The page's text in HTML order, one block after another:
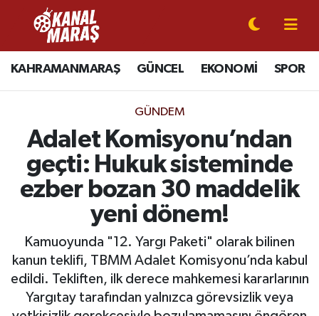
KAHRAMANMARAŞ GÜNCEL EKONOMİ SPOR
GÜNDEM
Adalet Komisyonu’ndan
geçti: Hukuk sisteminde
ezber bozan 30 maddelik
yeni dönem!
Kamuoyunda "12. Yargı Paketi" olarak bilinen
kanun teklifi, TBMM Adalet Komisyonu’nda kabul
edildi. Tekliften, ilk derece mahkemesi kararlarının
Yargıtay tarafından yalnızca görevsizlik veya
CANLI YAYIN
KAHRAMANMARAŞ
SPOR
SİYASET
EKONOMİ
GÜNDEM
MAGAZİN
Kahramanmaraş Nöbetçi Eczaneler
Kahramanmaraş Hava Durumu
Kahramanmaraş Namaz Vakitleri
Kahramanmaraş Trafik Yoğunluk Haritası
Süper Lig Puan Durumu ve Fikstür
Tüm Manşetler
Son Dakika Haberleri
Haber Arşivi